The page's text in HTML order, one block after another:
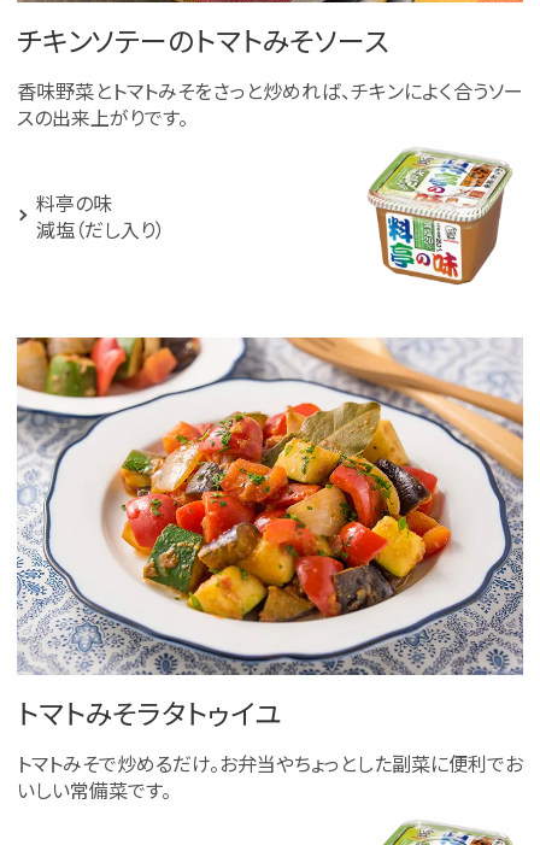
チキンソテーのトマトみそソース
香味野菜とトマトみそをさっと炒めれば、チキンによく合うソー
スの出来上がりです。
料亭の味
減塩（だし入り）
トマトみそラタトゥイユ
トマトみそで炒めるだけ。お弁当やちょっとした副菜に便利でお
いしい常備菜です。